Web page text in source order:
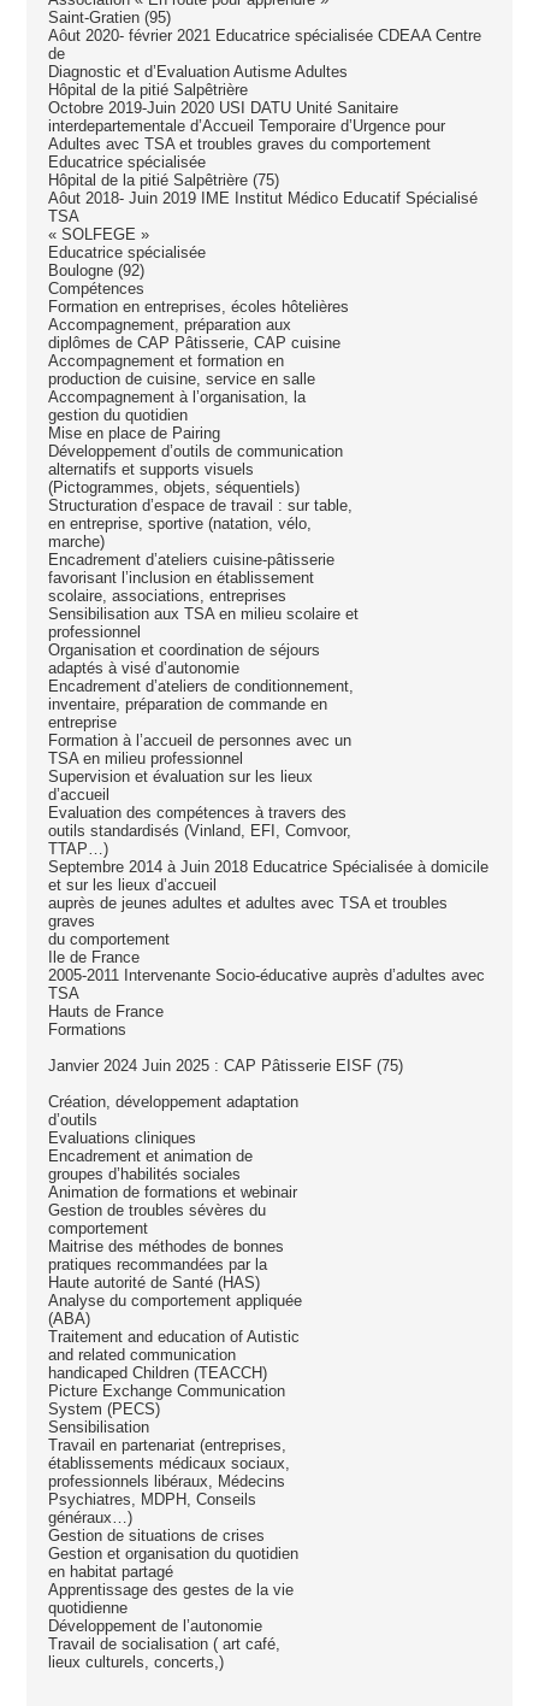
Saint-Gratien (95)
Aôut 2020- février 2021 Educatrice spécialisée CDEAA Centre
de
Diagnostic et d’Evaluation Autisme Adultes
Hôpital de la pitié Salpêtrière
Octobre 2019-Juin 2020 USI DATU Unité Sanitaire
interdepartementale d’Accueil Temporaire d’Urgence pour
Adultes avec TSA et troubles graves du comportement
Educatrice spécialisée
Hôpital de la pitié Salpêtrière (75)
Aôut 2018- Juin 2019 IME Institut Médico Educatif Spécialisé
TSA
« SOLFEGE »
Educatrice spécialisée
Boulogne (92)
Compétences
Formation en entreprises, écoles hôtelières
Accompagnement, préparation aux
diplômes de CAP Pâtisserie, CAP cuisine
Accompagnement et formation en
production de cuisine, service en salle
Accompagnement à l’organisation, la
gestion du quotidien
Mise en place de Pairing
Développement d’outils de communication
alternatifs et supports visuels
(Pictogrammes, objets, séquentiels)
Structuration d’espace de travail : sur table,
en entreprise, sportive (natation, vélo,
marche)
Encadrement d’ateliers cuisine-pâtisserie
favorisant l’inclusion en établissement
scolaire, associations, entreprises
Sensibilisation aux TSA en milieu scolaire et
professionnel
Organisation et coordination de séjours
adaptés à visé d’autonomie
Encadrement d’ateliers de conditionnement,
inventaire, préparation de commande en
entreprise
Formation à l’accueil de personnes avec un
TSA en milieu professionnel
Supervision et évaluation sur les lieux
d’accueil
Evaluation des compétences à travers des
outils standardisés (Vinland, EFI, Comvoor,
TTAP…)
Septembre 2014 à Juin 2018 Educatrice Spécialisée à domicile
et sur les lieux d’accueil
auprès de jeunes adultes et adultes avec TSA et troubles
graves
du comportement
Ile de France
2005-2011 Intervenante Socio-éducative auprès d’adultes avec
TSA
Hauts de France
Formations
Janvier 2024 Juin 2025 : CAP Pâtisserie EISF (75)
Création, développement adaptation
d’outils
Evaluations cliniques
Encadrement et animation de
groupes d’habilités sociales
Animation de formations et webinair
Gestion de troubles sévères du
comportement
Maitrise des méthodes de bonnes
pratiques recommandées par la
Haute autorité de Santé (HAS)
Analyse du comportement appliquée
(ABA)
Traitement and education of Autistic
and related communication
handicaped Children (TEACCH)
Picture Exchange Communication
System (PECS)
Sensibilisation
Travail en partenariat (entreprises,
établissements médicaux sociaux,
professionnels libéraux, Médecins
Psychiatres, MDPH, Conseils
généraux…)
Gestion de situations de crises
Gestion et organisation du quotidien
en habitat partagé
Apprentissage des gestes de la vie
quotidienne
Développement de l’autonomie
Travail de socialisation ( art café,
lieux culturels, concerts,)